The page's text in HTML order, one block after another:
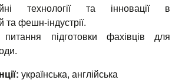
технології та інновації в
та фешн-індустрії.
питання підготовки фахівців для
українська, англійська